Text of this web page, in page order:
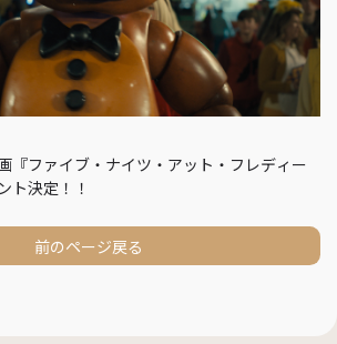
『ファイブ・ナイツ・アット・フレディー
ト決定！！
前のページ戻る